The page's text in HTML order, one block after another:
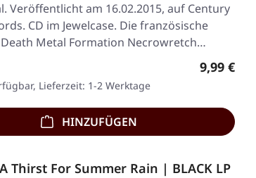
Veröffentlicht am 16.02.2015, auf Century
CD im Jewelcase. Die französische
Metal Formation Necrowretch…
9,99 €
Lieferzeit: 1-2 Werktage
HINZUFÜGEN
A Thirst For Summer Rain | BLACK LP